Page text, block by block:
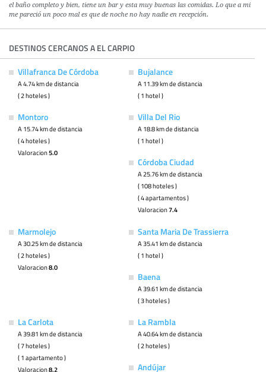
el baño completo y bien, tiene un bar y esta muy buenas las comidas. Lo que a mi
me pareció un poco mal es que de noche no hay nadie en recepción.
DESTINOS CERCANOS A EL CARPIO
Villafranca De Córdoba
A 4.74 km de distancia
( 2 hoteles )
Bujalance
A 11.39 km de distancia
( 1 hotel )
Montoro
A 15.74 km de distancia
( 4 hoteles )
Valoracion5.0
Villa Del Rio
A 18.8 km de distancia
( 1 hotel )
Córdoba Ciudad
A 25.76 km de distancia
( 108 hoteles )
( 4 apartamentos )
Valoracion7.4
Marmolejo
A 30.25 km de distancia
( 2 hoteles )
Valoracion8.0
Santa Maria De Trassierra
A 35.41 km de distancia
( 1 hotel )
Baena
A 39.61 km de distancia
( 3 hoteles )
La Carlota
A 39.81 km de distancia
( 7 hoteles )
( 1 apartamento )
Valoracion8.2
La Rambla
A 40.64 km de distancia
( 2 hoteles )
Andújar